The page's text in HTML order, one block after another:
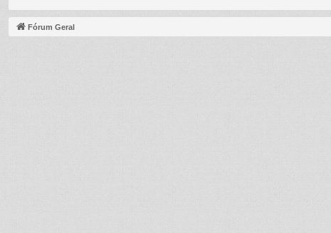
Fórum Geral